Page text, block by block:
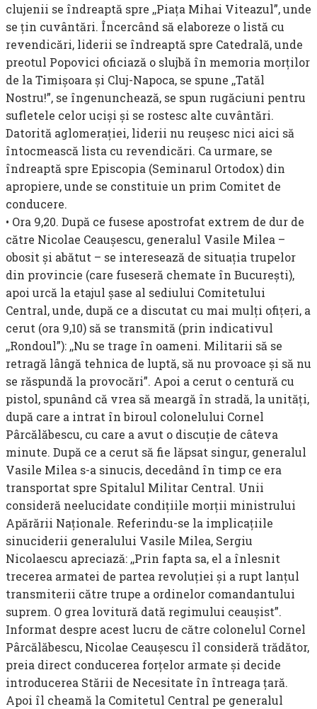
clujenii se îndreaptă spre ,,Piaţa Mihai Viteazul”, unde
se ţin cuvântări. Încercând să elaboreze o listă cu
revendicări, liderii se îndreaptă spre Catedrală, unde
preotul Popovici oficiază o slujbă în memoria morţilor
de la Timişoara şi Cluj-Napoca, se spune ,,Tatăl
Nostru!”, se îngenunchează, se spun rugăciuni pentru
sufletele celor ucişi şi se rostesc alte cuvântări.
Datorită aglomeraţiei, liderii nu reuşesc nici aici să
întocmească lista cu revendicări. Ca ur­mare, se
îndreaptă spre Episcopia (Seminarul Ortodox) din
apropiere, unde se constituie un prim Comitet de
conducere.
• Ora 9,20. După ce fusese apostrofat extrem de dur de
către Nicolae Ceauşescu, generalul Vasile Milea –
obosit şi abătut – se interesează de situaţia trupelor
din provincie (care fuseseră chemate în Bucureşti),
apoi urcă la etajul şase al sediului Comitetului
Central, unde, după ce a discutat cu mai mulţi ofiţeri, a
cerut (ora 9,10) să se transmită (prin indicativul
,,Rondoul”): ,,Nu se trage în oameni. Militarii să se
retragă lângă tehnica de luptă, să nu provoace şi să nu
se răspundă la provocări”. Apoi a cerut o centură cu
pistol, spunând că vrea să meargă în stradă, la unităţi,
după care a intrat în biroul colo­nelului Cornel
Pârcălăbescu, cu care a avut o discuţie de câteva
minute. După ce a cerut să fie lăpsat singur, generalul
Vasile Milea s-a sinucis, decedând în timp ce era
transportat spre Spitalul Militar Central. Unii
consideră neelucidate condiţiile morţii ministru­lui
Apărării Naţionale. Referindu-se la implicaţiile
sinuciderii generalului Vasile Milea, Sergiu
Nicolaescu apreciază: ,,Prin fapta sa, el a înlesnit
trecerea armatei de partea revoluţiei şi a rupt lanţul
transmiterii către trupe a ordinelor comandantului
suprem. O grea lovitură dată regimului ceauşist”.
Informat despre acest lucru de către colonelul Cornel
Pârcălăbescu, Nicolae Ceauşescu îl consideră trădător,
preia direct conduce­rea forţelor armate şi decide
introducerea Stării de Necesitate în în­treaga ţară.
Apoi îl cheamă la Comitetul Central pe generalul